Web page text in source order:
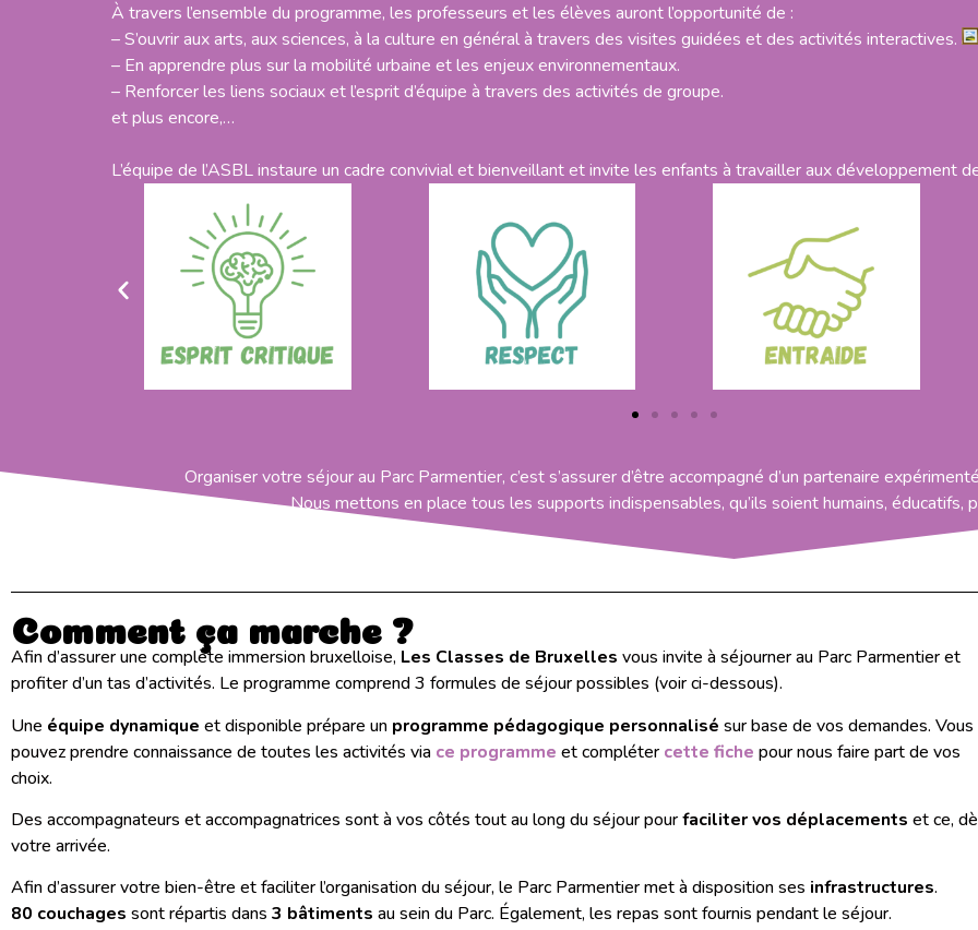
À travers l’ensemble du programme, les professeurs et les élèves auront l’opportunité de :
– S’ouvrir aux arts, aux sciences, à la culture en général à travers des visites guidées et des activités interactives.
– En apprendre plus sur la mobilité urbaine et les enjeux environnementaux.
– Renforcer les liens sociaux et l’esprit d’équipe à travers des activités de groupe.
et plus encore,…
L’équipe de l’ASBL instaure un cadre convivial et bienveillant et invite les enfants à travailler aux développement
Organiser votre séjour au Parc Parmentier, c’est s’assurer d’être accompagné d’un partenaire
Nous mettons en place tous les supports indispensables, qu’ils soient humains, éducatifs,
Comment ça marche ?
Afin d’assurer une complète immersion bruxelloise, Les Classes de Bruxelles vous invite à séjourner au Parc Parmentier et
profiter d’un tas d’activités. Le programme comprend 3 formules de séjour possibles (voir ci-dessous).
Une équipe dynamique et disponible prépare un programme pédagogique personnalisé sur base de vos demandes. Vous
pouvez prendre connaissance de toutes les activités via ce programme et compléter cette fiche pour nous faire part de vos
choix.
Des accompagnateurs et accompagnatrices sont à vos côtés tout au long du séjour pourfaciliter vos déplacements et ce,
votre arrivée.
Afin d’assurer votre bien-être et faciliter l’organisation du séjour, le Parc Parmentier met à disposition ses infrastructures.
80 couchages sont répartis dans 3 bâtiments au sein du Parc. Également, les repas sont fournis pendant le séjour.